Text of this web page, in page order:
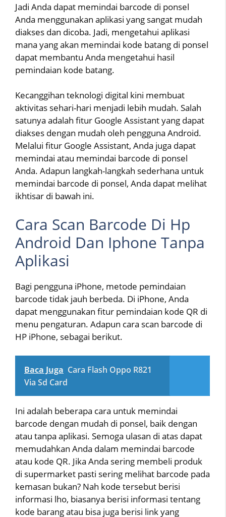
Jadi Anda dapat memindai barcode di ponsel
Anda menggunakan aplikasi yang sangat mudah
diakses dan dicoba. Jadi, mengetahui aplikasi
mana yang akan memindai kode batang di ponsel
dapat membantu Anda mengetahui hasil
pemindaian kode batang.
Kecanggihan teknologi digital kini membuat
aktivitas sehari-hari menjadi lebih mudah. Salah
satunya adalah fitur Google Assistant yang dapat
diakses dengan mudah oleh pengguna Android.
Melalui fitur Google Assistant, Anda juga dapat
memindai atau memindai barcode di ponsel
Anda. Adapun langkah-langkah sederhana untuk
memindai barcode di ponsel, Anda dapat melihat
ikhtisar di bawah ini.
Cara Scan Barcode Di Hp
Android Dan Iphone Tanpa
Aplikasi
Bagi pengguna iPhone, metode pemindaian
barcode tidak jauh berbeda. Di iPhone, Anda
dapat menggunakan fitur pemindaian kode QR di
menu pengaturan. Adapun cara scan barcode di
HP iPhone, sebagai berikut.
Baca Juga Cara Flash Oppo R821
Via Sd Card
Ini adalah beberapa cara untuk memindai
barcode dengan mudah di ponsel, baik dengan
atau tanpa aplikasi. Semoga ulasan di atas dapat
memudahkan Anda dalam memindai barcode
atau kode QR. Jika Anda sering membeli produk
di supermarket pasti sering melihat barcode pada
kemasan bukan? Nah kode tersebut berisi
informasi lho, biasanya berisi informasi tentang
kode barang atau bisa juga berisi link yang